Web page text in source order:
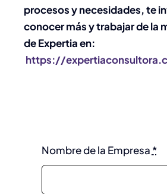
procesos y necesidades, te
conocer más y trabajar de la
de Expertia en:
https://
Nombre de la Empresa *